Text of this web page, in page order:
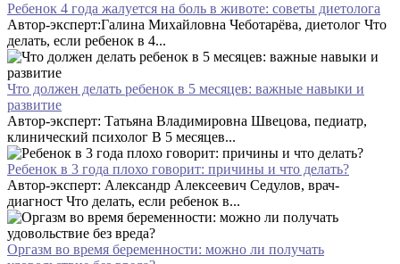
Ребенок 4 года жалуется на боль в животе: советы диетолога
Автор-эксперт:Галина Михайловна Чеботарёва, диетолог Что
делать, если ребенок в 4...
Что должен делать ребенок в 5 месяцев: важные навыки и
развитие
Автор-эксперт: Татьяна Владимировна Швецова, педиатр,
клинический психолог В 5 месяцев...
Ребенок в 3 года плохо говорит: причины и что делать?
Автор-эксперт: Александр Алексеевич Седулов, врач-
диагност Что делать, если ребенок в...
Оргазм во время беременности: можно ли получать